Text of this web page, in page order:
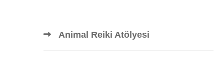
Animal Reiki Atölyesi